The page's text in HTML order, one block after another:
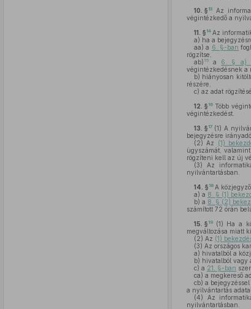
10. § 13
Az
végintézkedő a
11. § 14 Az
a) ha a
aa) a 6. §-ban
rögzítse,
ab) 15a 6. § a)
végintézkedésnek a
b) hiányosan
részére,
c) az adat
12. § 16 Több
végintézkedést.
13. § 17 (1) A
bejegyzésre
(2) Az (1)
ügyszámát,
rögzíteni kell az új
(3) Az
nyilvántartásban.
14. § 18 A közjegyző
a) a 8. § (1)
b) a 8. § (2)
számított 72 órán
15. § 19 (1) Ha a
megváltozása miatt
(2) Az (1)
(3) Az országos
a) hivatalból a
b) hivatalból vagy
c) a 21. §-ban
ca) a megkereső
cb) a
a nyilvántartás
(4) Az
nyilvántartásban.